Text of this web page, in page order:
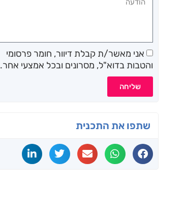
אני מאשר/ת קבלת דיוור, חומר פרסומי
והטבות בדוא"ל, מסרונים ובכל אמצעי אחר.
שליחה
שתפו את התכנית